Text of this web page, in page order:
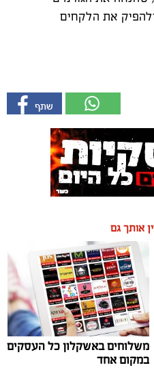
את הלקחים
אותך גם
משלוחים באשקלון כל העסקים
במקום אחד